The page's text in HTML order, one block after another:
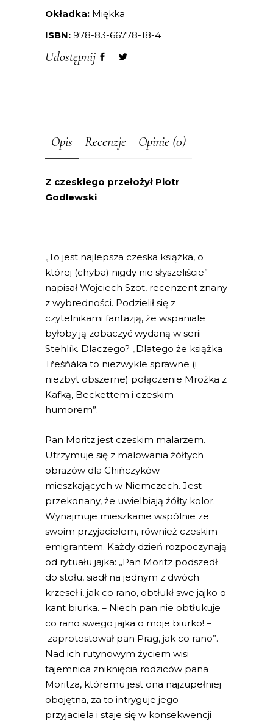
Okładka: Miękka
ISBN: 978-83-66778-18-4
Udostępnij
Opis Recenzje Opinie (0)
Z czeskiego przełożył Piotr
Godlewski
„To jest najlepsza czeska książka, o
której (chyba) nigdy nie słyszeliście” –
napisał Wojciech Szot, recenzent znany
z wybredności. Podzielił się z
czytelnikami fantazją, że wspaniale
byłoby ją zobaczyć wydaną w serii
Stehlík. Dlaczego? „Dlatego że książka
Třešňáka to niezwykle sprawne (i
niezbyt obszerne) połączenie Mrożka z
Kafką, Beckettem i czeskim
humorem”.
Pan Moritz jest czeskim malarzem.
Utrzymuje się z malowania żółtych
obrazów dla Chińczyków
mieszkających w Niemczech. Jest
przekonany, że uwielbiają żółty kolor.
Wynajmuje mieszkanie wspólnie ze
swoim przyjacielem, również czeskim
emigrantem. Każdy dzień rozpoczynają
od rytuału jajka: „Pan Moritz podszedł
do stołu, siadł na jednym z dwóch
krzeseł i, jak co rano, obtłukł swe jajko o
kant biurka. – Niech pan nie obtłukuje
co rano swego jajka o moje biurko! –
zaprotestował pan Prag, jak co rano”.
Nad ich rutynowym życiem wisi
tajemnica zniknięcia rodziców pana
Moritza, któremu jest ona najzupełniej
obojętna, za to intryguje jego
przyjaciela i staje się w konsekwencji